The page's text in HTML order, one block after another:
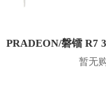
暂无